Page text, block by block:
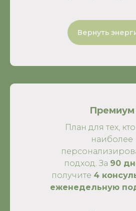
Вернуть
Премиум
План для тех,
наиболее
подход. За 90
получите 4
еженедельную